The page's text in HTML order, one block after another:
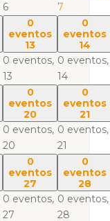
6
7
0
eventos
13
0 eventos,
13
0
eventos
14
0 eventos,
14
0
eventos
20
0 eventos,
20
0
eventos
21
0 eventos,
21
0
eventos
27
0 eventos,
27
0
eventos
28
0 eventos,
28